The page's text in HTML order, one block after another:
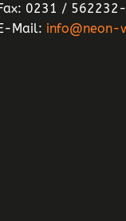
Fax: 0231 /
E-Mail: info@neon-